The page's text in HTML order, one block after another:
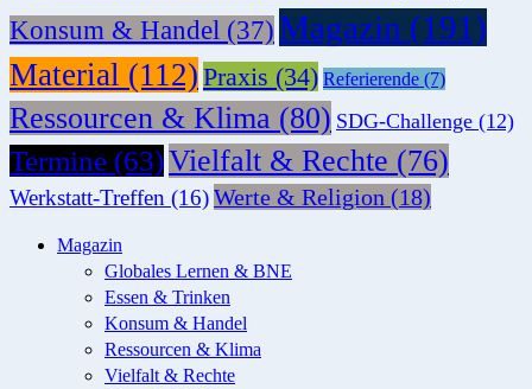
Konsum & Handel (37) Magazin (191)
Material (112) Praxis (34) Referierende (7)
Ressourcen & Klima (80) SDG-Challenge (12)
Termine (63)Vielfalt & Rechte (76)
Werkstatt-Treffen (16)Werte & Religion (18)
Magazin
Globales Lernen & BNE
Essen & Trinken
Konsum & Handel
Ressourcen & Klima
Vielfalt & Rechte